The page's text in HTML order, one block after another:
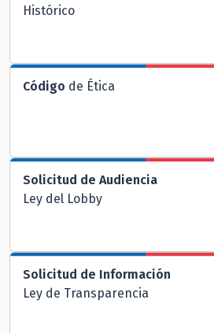
Histórico
Código de Ética
Solicitud de Audiencia
Ley del Lobby
Solicitud de Información
Ley de Transparencia